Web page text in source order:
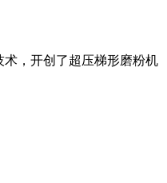
，开创了超压梯形磨粉机